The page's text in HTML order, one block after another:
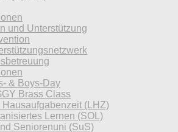
und Unterstützung
& Boys-Day
Brass Class
Hausaufgabenzeit (LHZ)
Lernen (SOL)
Seniorenuni (SuS)